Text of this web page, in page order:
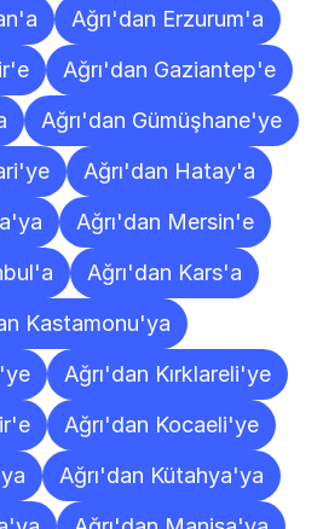
Ağrı'dan Erzurum'a
Ağrı'dan Gaziantep'e
Ağrı'dan Gümüşhane'ye
Ağrı'dan Hatay'a
Ağrı'dan Mersin'e
Ağrı'dan Kars'a
Kastamonu'ya
Ağrı'dan Kırklareli'ye
Ağrı'dan Kocaeli'ye
Ağrı'dan Kütahya'ya